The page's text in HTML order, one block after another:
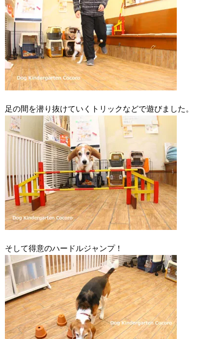
足の間を潜り抜けていくトリックなどで遊びました。
そして得意のハードルジャンプ！